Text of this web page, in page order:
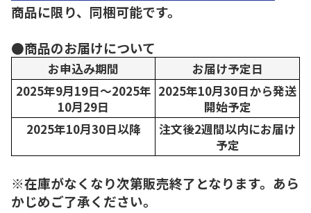
商品に限り、同梱可能です。
●商品のお届けについて
お申込み期間
お届け予定日
2025年9月19日～2025年
10月29日
2025年10月30日から発送
開始予定
2025年10月30日以降
注文後2週間以内にお届け
予定
※在庫がなくなり次第販売終了となります。あら
かじめご了承ください。